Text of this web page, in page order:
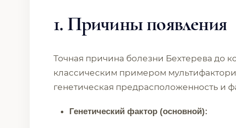
1. Причины появления
Точная причина болезни Бехтерева до
классическим примером
генетическая предрасположенность и
Генетический фактор (основной):